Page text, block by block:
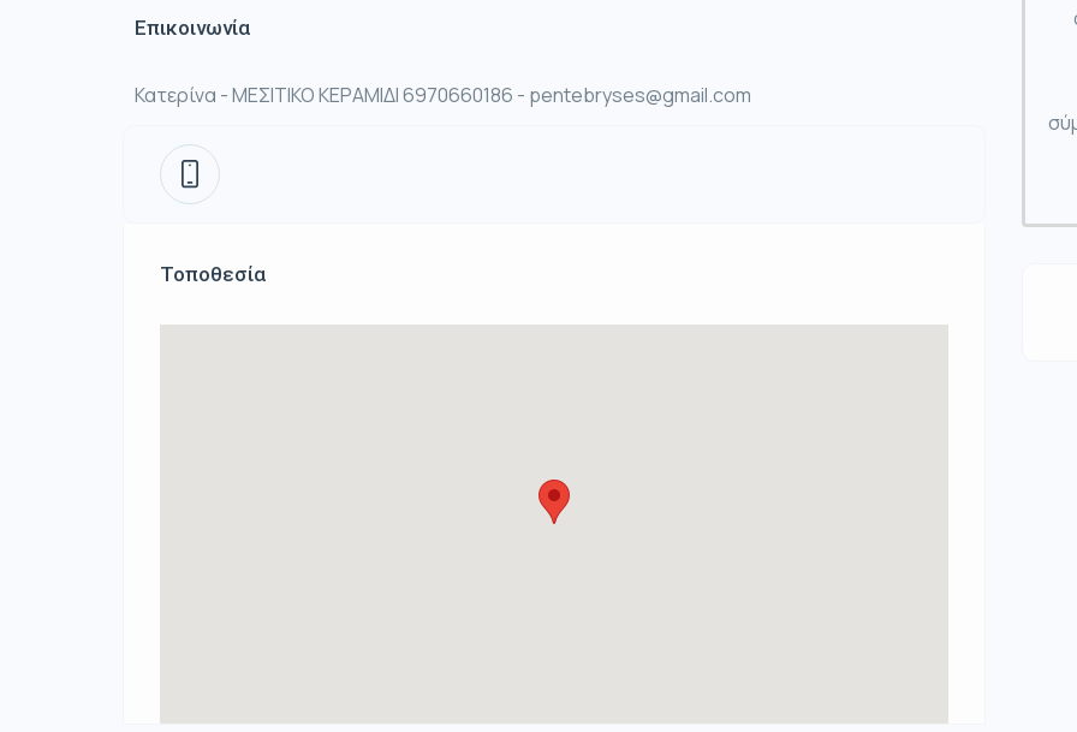
Επικοινωνία
Κατερίνα - ΜΕΣΙΤΙΚΟ ΚΕΡΑΜΙΔΙ 6970660186 - pentebryses@gmail.com
Τοποθεσία